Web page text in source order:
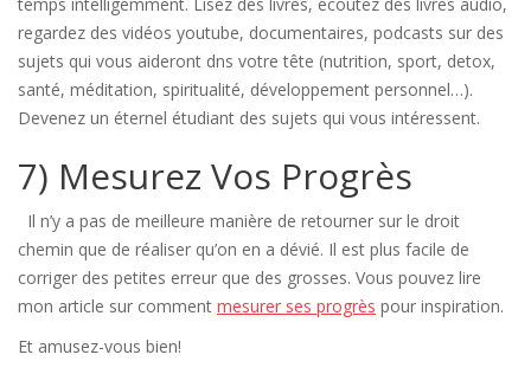
temps intelligemment. Lisez des livres, écoutez des livres audio,
regardez des vidéos youtube, documentaires, podcasts sur des
sujets qui vous aideront dns votre tête (nutrition, sport, detox,
santé, méditation, spiritualité, développement personnel…).
Devenez un éternel étudiant des sujets qui vous intéressent.
7) Mesurez Vos Progrès
Il n’y a pas de meilleure manière de retourner sur le droit
chemin que de réaliser qu’on en a dévié. Il est plus facile de
corriger des petites erreur que des grosses. Vous pouvez lire
mon article sur comment mesurer ses progrès pour inspiration.
Et amusez-vous bien!